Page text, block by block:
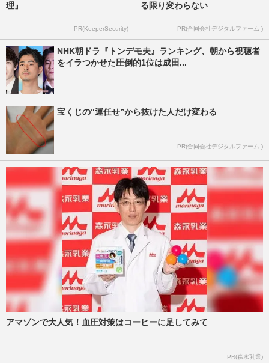
理』
PR(KeeperSecurity)
る限り変わらない
PR(合同会社デジタルファーム )
NHK朝ドラ『トンデモ夫』ランキング、朝から視聴者
をイラつかせた圧倒的1位は成田...
宝くじの“運任せ”から抜けた人だけ変わる
PR(合同会社デジタルファーム )
アマゾンで大人気！血圧対策はコーヒーに足してみて
PR(森永乳業)